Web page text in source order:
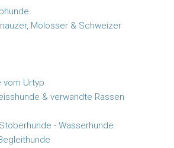
Molosser & Schweizer
vom Urtyp
& verwandte Rassen
- Wasserhunde